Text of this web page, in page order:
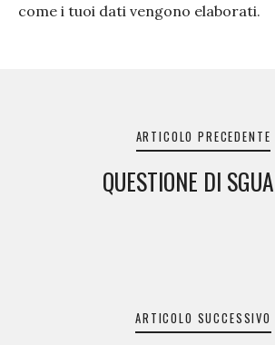
come i tuoi dati vengono elaborati.
ARTICOLO PRECEDENTE
QUESTIONE DI
ARTICOLO SUCCESSIVO